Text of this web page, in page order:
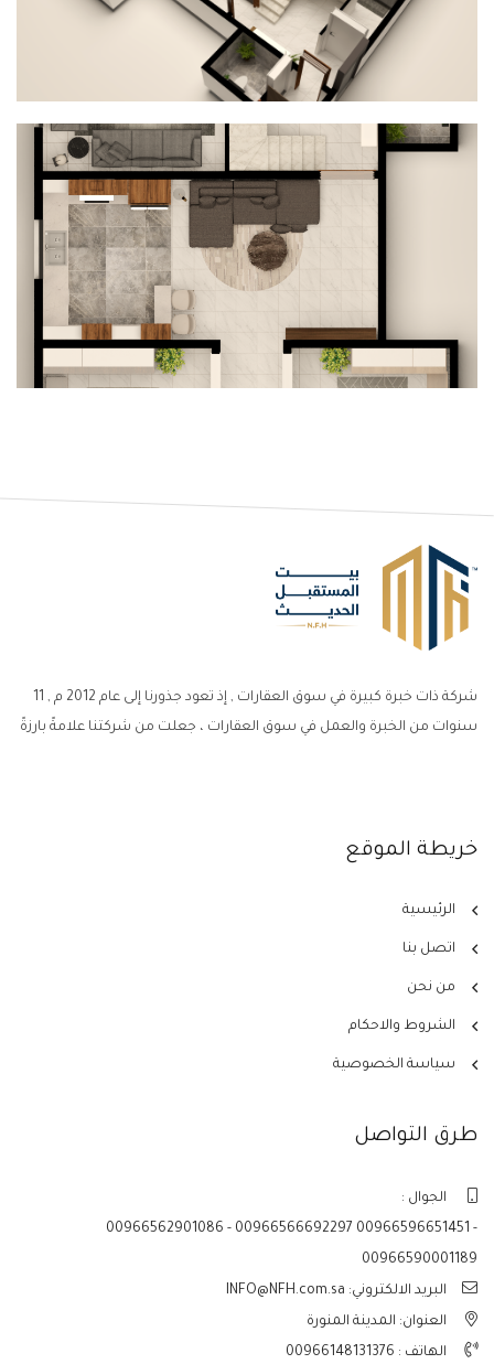
شركة ذات خبرة كبيرة في سوق العقارات , إذ تعود جذورنا إلى عام 2012 م , 11
سنوات من الخبرة والعمل في سوق العقارات ، جعلت من شركتنا علامةً بارزةً
خريطة الموقع
الرئيسية
اتصل بنا
من نحن
الشروط والاحكام
سياسة الخصوصية
طرق التواصل
الجوال :
00966562901086 - 00966566692297 00966596651451 -
00966590001189
البريد الالكتروني: INFO@NFH.com.sa
العنوان: المدينة المنورة
الهاتف : 00966148131376